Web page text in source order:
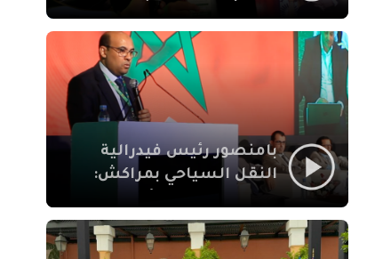
النقل السياحي لمواكبة
بامنصور رئيس فيدرالية
النقل السياحي بمراكش:
والاصلاح التشريعي
ركيزتان أساسيتان لكسب